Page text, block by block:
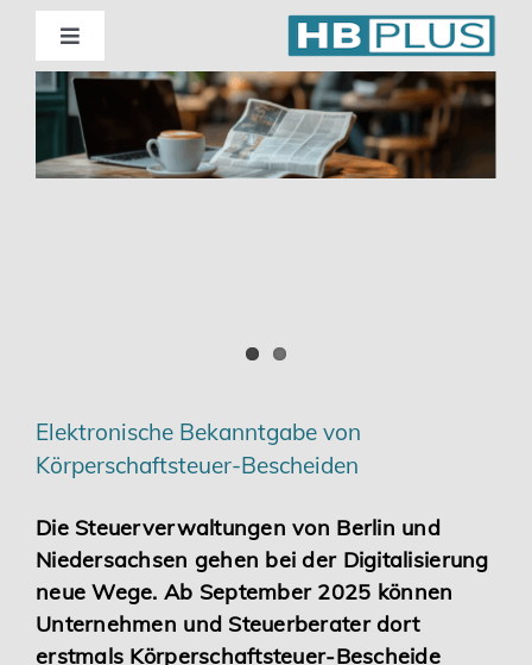
Skip
content
Toggle
Navigation
Standorte
Beratung
Karriere
Services
Elektronische Bekanntgabe von
Körperschaftsteuer-Bescheiden
Die Steuerverwaltungen von Berlin und
Niedersachsen gehen bei der Digitalisierung
neue Wege. Ab September 2025 können
Unternehmen und Steuerberater dort
erstmals Körperschaftsteuer-Bescheide